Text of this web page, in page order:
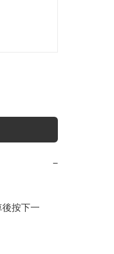
−
按下一